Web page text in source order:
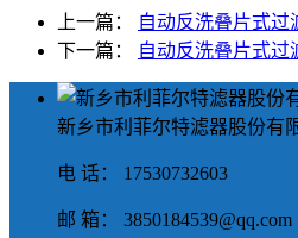
上一篇：
自动反洗叠片式过
下一篇：
自动反洗叠片式过
新乡市利菲尔特滤器股份有
电 话： 17530732603
邮 箱： 3850184539@qq.com